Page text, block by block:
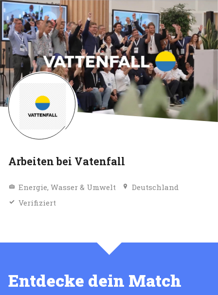
Arbeiten bei Vatenfall
Energie, Wasser & Umwelt
Deutschland
Verifiziert
Entdecke dein Match